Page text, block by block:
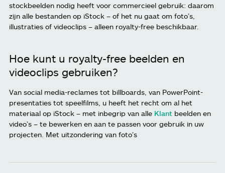
stockbeelden nodig heeft voor commercieel gebruik: daarom
zijn alle bestanden op iStock – of het nu gaat om foto’s,
illustraties of videoclips – alleen royalty-free beschikbaar.
Hoe kunt u royalty-free beelden en
videoclips gebruiken?
Van social media-reclames tot billboards, van PowerPoint-
presentaties tot speelfilms, u heeft het recht om al het
materiaal op iStock – met inbegrip van alle Klant beelden en
video’s – te bewerken en aan te passen voor gebruik in uw
projecten. Met uitzondering van foto’s